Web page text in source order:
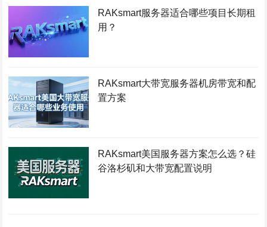
RAKsmart服务器适合哪些项目长期租
用？
RAKsmart大带宽服务器机房带宽和配
置方案
RAKsmart美国服务器方案怎么选？硅
谷洛杉矶和大带宽配置说明